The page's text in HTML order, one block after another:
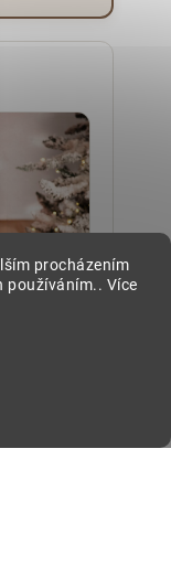
procházením
používáním.. Více